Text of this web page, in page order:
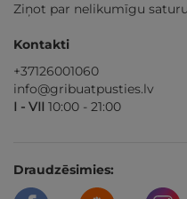
Ziņot par nelikumīgu saturu
Kontakti
+37126001060
info@gribuatpusties.lv
I - VII 10:00 - 21:00
Draudzēsimies: